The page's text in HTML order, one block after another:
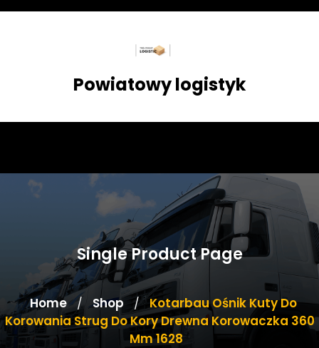
Skip
Powiatowy logistyk
Single Product Page
Home / Shop / Kotarbau Ośnik Kuty Do
Korowania Strug Do Kory Drewna Korowaczka 360
Mm 1628